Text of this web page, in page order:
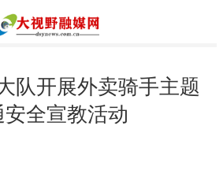
队开展外卖骑手主题
全宣教活动